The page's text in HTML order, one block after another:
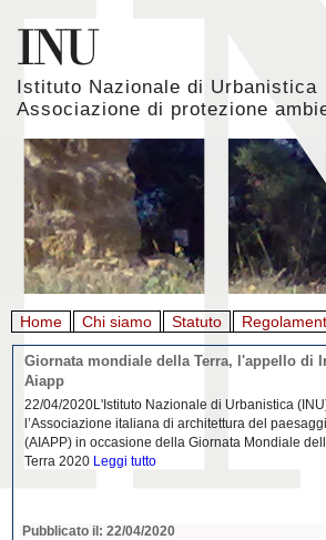
Istituto Nazionale di Urbanistica
Associazione di protezione
Home Chi siamo Statuto
Giornata mondiale della Terra, l'appello di
Aiapp
22/04/2020L'Istituto Nazionale di Urbanistica
l’Associazione italiana di architettura del
(AIAPP) in occasione della Giornata Mondiale
Terra 2020 Leggi tutto
Pubblicato il: 22/04/2020